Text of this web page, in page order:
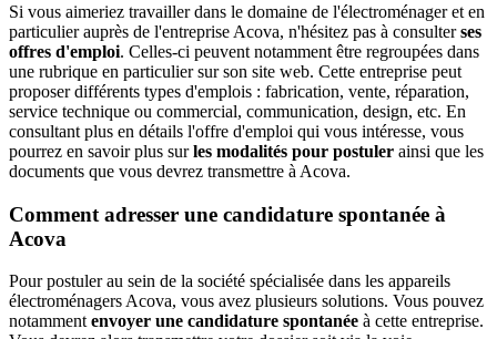
Si vous aimeriez travailler dans le domaine de l'électroménager et en
particulier auprès de l'entreprise Acova, n'hésitez pas à consulterses
offres d'emploi. Celles-ci peuvent notamment être regroupées dans
une rubrique en particulier sur son site web. Cette entreprise peut
proposer différents types d'emplois : fabrication, vente, réparation,
service technique ou commercial, communication, design, etc. En
consultant plus en détails l'offre d'emploi qui vous intéresse, vous
pourrez en savoir plus surles modalités pour postuler ainsi que les
documents que vous devrez transmettre à Acova.
Comment adresser une candidature spontanée à
Acova
Pour postuler au sein de la société spécialisée dans les appareils
électroménagers Acova, vous avez plusieurs solutions. Vous pouvez
notamment envoyer une candidature spontanée à cette entreprise.